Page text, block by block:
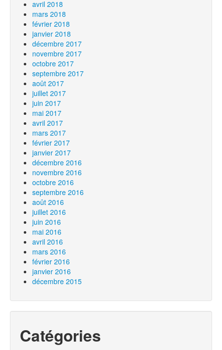
avril 2018
mars 2018
février 2018
janvier 2018
décembre 2017
novembre 2017
octobre 2017
septembre 2017
août 2017
juillet 2017
juin 2017
mai 2017
avril 2017
mars 2017
février 2017
janvier 2017
décembre 2016
novembre 2016
octobre 2016
septembre 2016
août 2016
juillet 2016
juin 2016
mai 2016
avril 2016
mars 2016
février 2016
janvier 2016
décembre 2015
Catégories